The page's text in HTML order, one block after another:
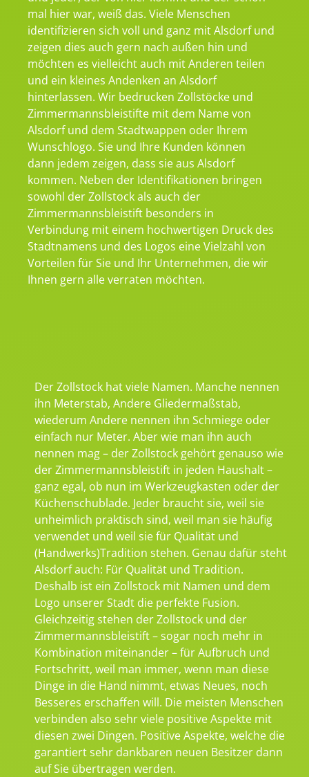
mal hier war, weiß das. Viele Menschen
identifizieren sich voll und ganz mit Alsdorf und
zeigen dies auch gern nach außen hin und
möchten es vielleicht auch mit Anderen teilen
und ein kleines Andenken an Alsdorf
hinterlassen. Wir bedrucken Zollstöcke und
Zimmermannsbleistifte mit dem Name von
Alsdorf und dem Stadtwappen oder Ihrem
Wunschlogo. Sie und Ihre Kunden können
dann jedem zeigen, dass sie aus Alsdorf
kommen. Neben der Identifikationen bringen
sowohl der Zollstock als auch der
Zimmermannsbleistift besonders in
Verbindung mit einem hochwertigen Druck des
Stadtnamens und des Logos eine Vielzahl von
Vorteilen für Sie und Ihr Unternehmen, die wir
Ihnen gern alle verraten möchten.
Der Zollstock hat viele Namen. Manche nennen
ihn Meterstab, Andere Gliedermaßstab,
wiederum Andere nennen ihn Schmiege oder
einfach nur Meter. Aber wie man ihn auch
nennen mag – der Zollstock gehört genauso wie
der Zimmermannsbleistift in jeden Haushalt –
ganz egal, ob nun im Werkzeugkasten oder der
Küchenschublade. Jeder braucht sie, weil sie
unheimlich praktisch sind, weil man sie häufig
verwendet und weil sie für Qualität und
(Handwerks)Tradition stehen. Genau dafür steht
Alsdorf auch: Für Qualität und Tradition.
Deshalb ist ein Zollstock mit Namen und dem
Logo unserer Stadt die perfekte Fusion.
Gleichzeitig stehen der Zollstock und der
Zimmermannsbleistift – sogar noch mehr in
Kombination miteinander – für Aufbruch und
Fortschritt, weil man immer, wenn man diese
Dinge in die Hand nimmt, etwas Neues, noch
Besseres erschaffen will. Die meisten Menschen
verbinden also sehr viele positive Aspekte mit
diesen zwei Dingen. Positive Aspekte, welche die
garantiert sehr dankbaren neuen Besitzer dann
auf Sie übertragen werden.